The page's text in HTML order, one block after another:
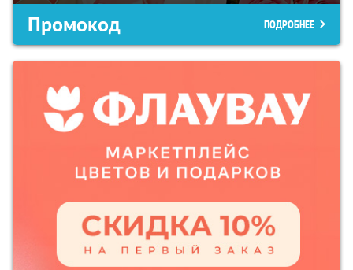
Промокод ПОДРОБНЕЕ